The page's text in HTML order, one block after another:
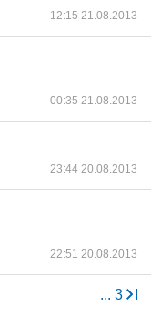
12:15 21.08.2013
00:35 21.08.2013
23:44 20.08.2013
22:51 20.08.2013
... 3